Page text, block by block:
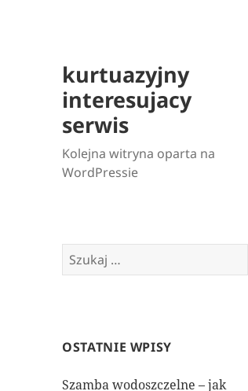
kurtuazyjny
interesujacy
serwis
Kolejna witryna oparta na
WordPressie
Szukaj:
OSTATNIE WPISY
Szamba wodoszczelne – jak